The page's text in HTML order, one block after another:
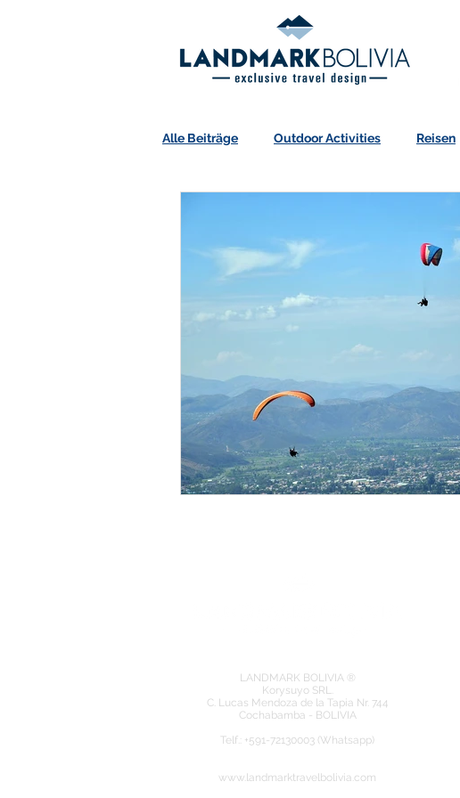
Alle Beiträge Outdoor Activities Reisen
LANDMARK BOLIVIA ®
Korysuyo SRL.
C. Lucas Mendoza de la Tapia Nr. 744
Cochabamba - BOLIVIA
​Telf.: +591-72130003 (Whatsapp)
www.landmarktravelbolivia.com